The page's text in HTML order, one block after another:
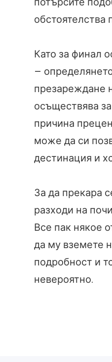
обстоятелства
Като за финал
–
презареждане
осъществява
причина
може да си
дестинация и
За да прекара
разходи на
Все пак някое
да му вземете
подробност и
невероятно.